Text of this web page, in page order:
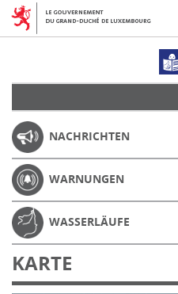
NACHRICHTEN
WARNUNGEN
WASSERLÄUFE
KARTE